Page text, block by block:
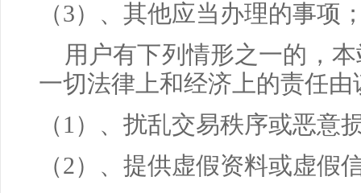
（3）、其他应当办理的事项
用户有下列情形之一的，
一切法律上和经济上的责任
（1 ）、扰乱交易秩序或恶意
（2）、提供虚假资料或虚假